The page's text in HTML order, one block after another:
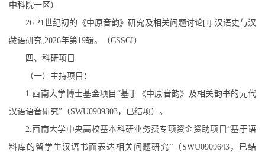
中科院一区）
26.21世纪初的《中原音韵》研究及相关问题讨论[J].汉语史与汉
藏语研究,2026年第19辑。（CSSCI）
四、科研项目
（一）主持项目：
1.西南大学博士基金项目“基于《中原音韵》及相关韵书的元代
汉语语音研究”（SWU0909303，已结项）。
2.西南大学中央高校基本科研业务费专项资金资助项目“基于语
料库的留学生汉语书面表达相关问题研究”（ SWU0909643，已结